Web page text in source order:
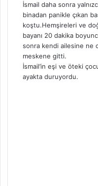
İsmail daha sonra
binadan panikle çıkan
koştu.Hemşireleri ve
bayanı 20 dakika
sonra kendi ailesine ne
meskene gitti.
İsmail’in eşi ve öteki
ayakta duruyordu.